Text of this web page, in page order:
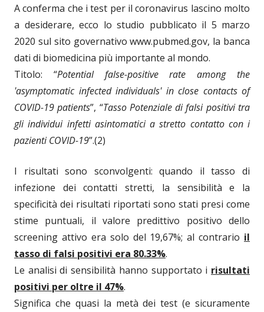
A conferma che i test per il coronavirus lascino molto
a desiderare, ecco lo studio pubblicato il 5 marzo
2020 sul sito governativo www.pubmed.gov, la banca
dati di biomedicina più importante al mondo.
Titolo: “Potential false-positive rate among the
'asymptomatic infected individuals' in close contacts of
COVID-19 patients”, “Tasso Potenziale di falsi positivi tra
gli individui infetti asintomatici a stretto contatto con i
pazienti COVID-19”.(2)
I risultati sono sconvolgenti: quando il tasso di
infezione dei contatti stretti, la sensibilità e la
specificità dei risultati riportati sono stati presi come
stime puntuali, il valore predittivo positivo dello
screening attivo era solo del 19,67%; al contrario il
tasso di falsi positivi era 80.33%.
Le analisi di sensibilità hanno supportato i risultati
positivi per oltre il 47%.
Significa che quasi la metà dei test (e sicuramente